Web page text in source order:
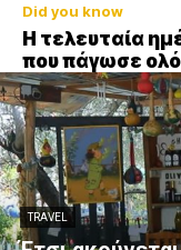
Did you know
Η τελευταία
που πάγωσε
TRAVEL